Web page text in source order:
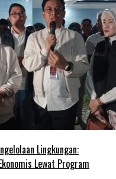
Lingkungan:
Lewat Program